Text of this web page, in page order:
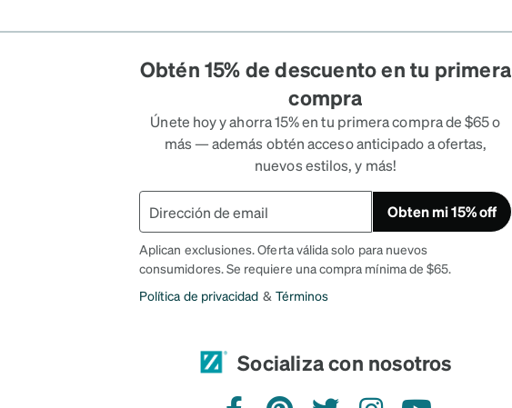
Obtén 15% de descuento en tu primera
compra
Únete hoy y ahorra 15% en tu primera compra de $65 o
más — además obtén acceso anticipado a ofertas,
nuevos estilos, y más!
Obten mi 15% off
Aplican exclusiones. Oferta válida solo para nuevos
consumidores. Se requiere una compra mínima de $65.
Política de privacidad & Términos
Socializa con nosotros